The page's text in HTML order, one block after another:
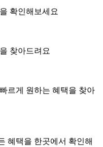
확인해보세요
찾아드려요
르게 원하는 혜택을 찾아
혜택을 한곳에서 확인해